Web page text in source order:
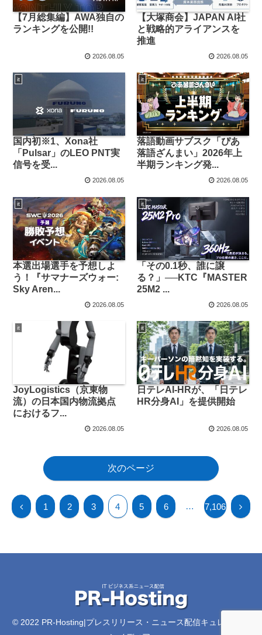
【7月総集編】AWA独自の
ランキングを公開!!
2026.08.05
【大塚商会】JAPAN AI社
と戦略的アライアンスを
推進
2026.08.05
it
国内初※1、Xona社
「Pulsar」のLEO PNT実
信号を受...
2026.08.05
it
落語動画サブスク「ぴあ
落語ざんまい」2026年上
半期ランキング発...
2026.08.05
it
本選出場選手を予想しよ
う！『サマナーズウォー:
Sky Aren...
2026.08.05
it
「その0.1秒、誰に譲
る？」──KTC『MASTER
25M2 ...
2026.08.05
it
JoyLogistics（京東物
流）の日本国内物流拠点
におけるフ...
2026.08.05
it
日テレAI-HRが、「日テレ
HR分身AI」を提供開始
2026.08.05
次のページ
1 2 3 4 5 6 … 7,106
© 2022 PR-Hosting|プレスリリース・ニュース配信キュレーショ